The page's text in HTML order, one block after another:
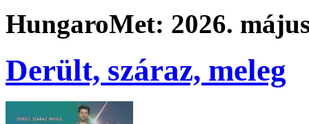
HungaroMet: 2026.
Derült, száraz, meleg